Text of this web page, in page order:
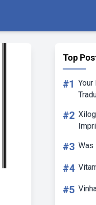
Top
#1 Your
#2
#3 Was
#4
#5